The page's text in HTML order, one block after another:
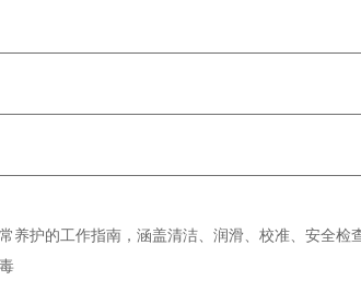
： 110V/
：
寸：
养护的工作指南，涵盖清洁、润滑、校准、安全检